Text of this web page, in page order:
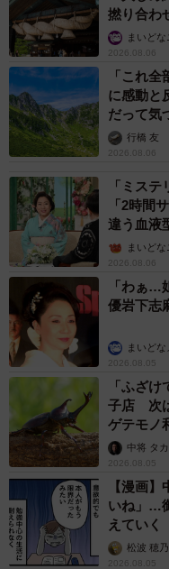
撚り合わ
まいど
2026.08.06
「これ
に感動と
だって気
行橋 友
2026.08.06
「ミス
「2時間
違う血液
屋】まいどな
2026.08.06
「わぁ
優岩下志
まいど
2026.08.05
「ふざ
子店 次
ゲテモノ
らいリア
中将 タカ
2026.08.05
【漫画
いね」…
えてい
松波 穂
2026.08.05